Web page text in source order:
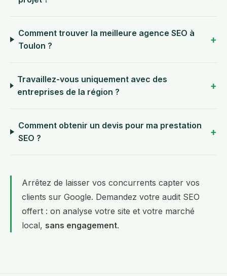
Comment trouver la meilleure agence SEO à
Toulon ?
Travaillez-vous uniquement avec des
entreprises de la région ?
Comment obtenir un devis pour ma prestation
SEO ?
Arrêtez de laisser vos concurrents capter vos
clients sur Google. Demandez votre audit SEO
offert : on analyse votre site et votre marché
local, sans engagement.